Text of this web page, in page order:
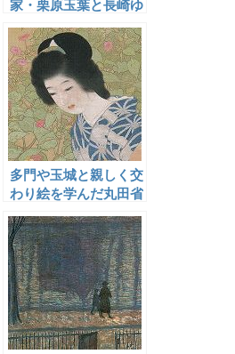
家・栗原玉葉と長崎ゆ
かりの日本画家
多門や玉城と親しく交
わり絵を学んだ丸田省
吾